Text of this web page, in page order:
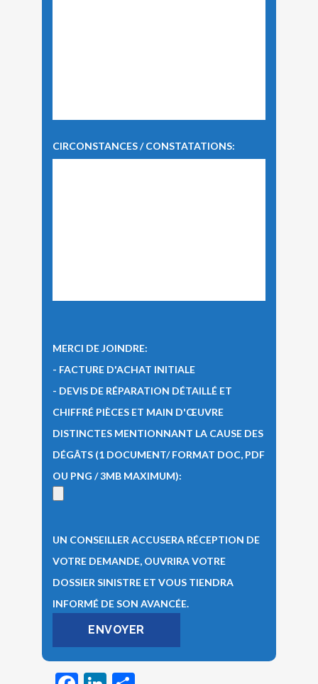
CIRCONSTANCES / CONSTATATIONS:
MERCI DE JOINDRE:
- FACTURE D'ACHAT INITIALE
- DEVIS DE RÉPARATION DÉTAILLÉ ET
CHIFFRÉ PIÈCES ET MAIN D'ŒUVRE
DISTINCTES MENTIONNANT LA CAUSE DES
DÉGÂTS (1 DOCUMENT/ FORMAT DOC, PDF
OU PNG / 3MB MAXIMUM):
UN CONSEILLER ACCUSERA RÉCEPTION DE
VOTRE DEMANDE, OUVRIRA VOTRE
DOSSIER SINISTRE ET VOUS TIENDRA
INFORMÉ DE SON AVANCÉE.